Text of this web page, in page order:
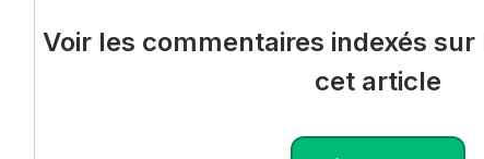
Voir les commentaires indexés
cet article